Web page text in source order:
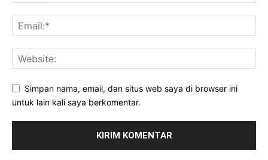
Simpan nama, email, dan situs web saya di browser ini
untuk lain kali saya berkomentar.